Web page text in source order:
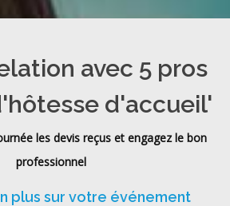
avec 5 pros
d'accueil'
les devis reçus et engagez le bon
professionnel
plus sur votre événement